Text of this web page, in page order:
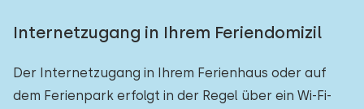
Internetzugang in Ihrem Feriendomizil
Der Internetzugang in Ihrem Ferienhaus oder auf
dem Ferienpark erfolgt in der Regel über ein Wi-Fi-